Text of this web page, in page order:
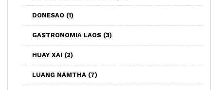
DONESAO (1)
GASTRONOMIA LAOS (3)
HUAY XAI (2)
LUANG NAMTHA (7)